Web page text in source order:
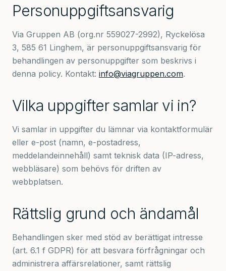
Personuppgiftsansvarig
Via Gruppen AB (org.nr 559027-2992), Ryckelösa
3, 585 61 Linghem, är personuppgiftsansvarig för
behandlingen av personuppgifter som beskrivs i
denna policy. Kontakt: info@viagruppen.com.
Vilka uppgifter samlar vi in?
Vi samlar in uppgifter du lämnar via kontaktformulär
eller e-post (namn, e-postadress,
meddelandeinnehåll) samt teknisk data (IP-adress,
webbläsare) som behövs för driften av
webbplatsen.
Rättslig grund och ändamål
Behandlingen sker med stöd av berättigat intresse
(art. 6.1 f GDPR) för att besvara förfrågningar och
administrera affärsrelationer, samt rättslig